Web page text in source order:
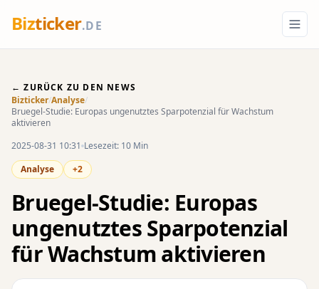
Bizticker.DE
← ZURÜCK ZU DEN NEWS
Bizticker/Analyse/
Bruegel-Studie: Europas ungenutztes Sparpotenzial für Wachstum
aktivieren
2025-08-31 10:31 Lesezeit: 10 Min
Analyse
+2
Bruegel-Studie: Europas
ungenutztes Sparpotenzial
für Wachstum aktivieren